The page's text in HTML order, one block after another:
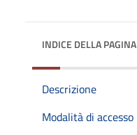
INDICE DELLA PAGINA
Descrizione
Modalità di accesso